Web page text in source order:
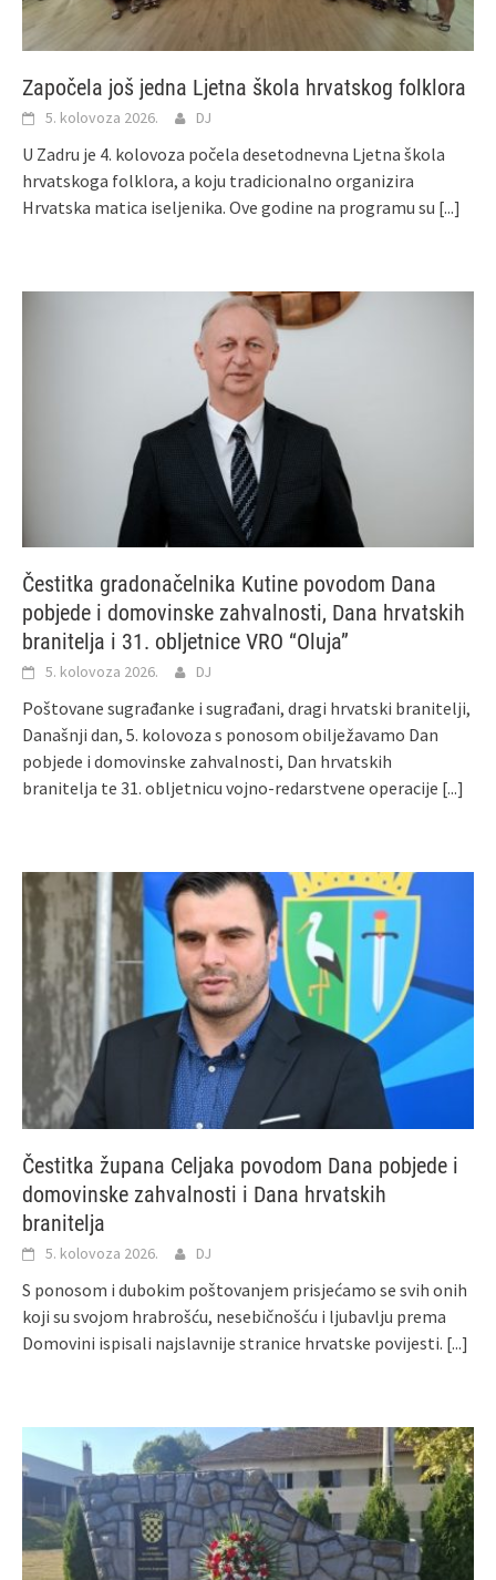
Započela još jedna Ljetna škola hrvatskog folklora
5. kolovoza 2026. DJ
U Zadru je 4. kolovoza počela desetodnevna Ljetna škola
hrvatskoga folklora, a koju tradicionalno organizira
Hrvatska matica iseljenika. Ove godine na programu su [...]
Čestitka gradonačelnika Kutine povodom Dana
pobjede i domovinske zahvalnosti, Dana hrvatskih
branitelja i 31. obljetnice VRO “Oluja”
5. kolovoza 2026. DJ
Poštovane sugrađanke i sugrađani, dragi hrvatski branitelji,
Današnji dan, 5. kolovoza s ponosom obilježavamo Dan
pobjede i domovinske zahvalnosti, Dan hrvatskih
branitelja te 31. obljetnicu vojno-redarstvene operacije [...]
Čestitka župana Celjaka povodom Dana pobjede i
domovinske zahvalnosti i Dana hrvatskih
branitelja
5. kolovoza 2026. DJ
S ponosom i dubokim poštovanjem prisjećamo se svih onih
koji su svojom hrabrošću, nesebičnošću i ljubavlju prema
Domovini ispisali najslavnije stranice hrvatske povijesti. [...]